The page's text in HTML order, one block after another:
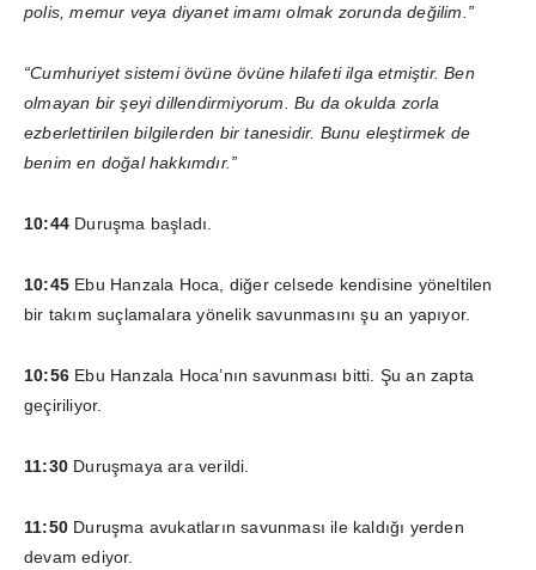
polis, memur veya diyanet imamı olmak zorunda değilim.”
“Cumhuriyet sistemi övüne övüne hilafeti ilga etmiştir. Ben
olmayan bir şeyi dillendirmiyorum. Bu da okulda zorla
ezberlettirilen bilgilerden bir tanesidir. Bunu eleştirmek de
benim en doğal hakkımdır.”
10:44 Duruşma başladı.
10:45 Ebu Hanzala Hoca, diğer celsede kendisine yöneltilen
bir takım suçlamalara yönelik savunmasını şu an yapıyor.
10:56 Ebu Hanzala Hoca’nın savunması bitti. Şu an zapta
geçiriliyor.
11:30 Duruşmaya ara verildi.
11:50 Duruşma avukatların savunması ile kaldığı yerden
devam ediyor.